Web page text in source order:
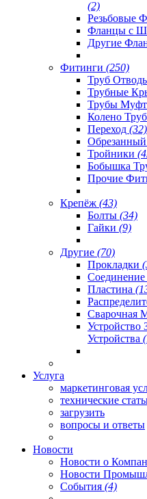
(2)
Резьбовые
Фланцы с
Другие
Фитинги (250)
Труб
Трубные
Трубы
Колено
Переход (32)
Тройники
Бобышка
Прочие
Крепёж (43)
Болты (34)
Гайки (9)
Другие (70)
Прокладки
Соединение
Пластина
Сварочная
Устройство
Устройства
Услуга
маркетинговая
технические
загрузить
вопросы и ответы
Новости
Новости о
Новости
События (4)